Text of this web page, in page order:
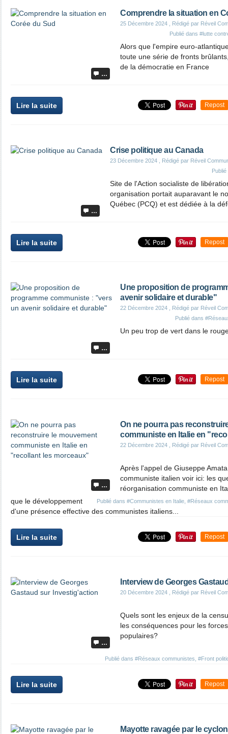
…
Comprendre la situation en
25 Décembre 2024 , Rédigé par Réveil
Publié dans #lutte
Alors que l'empire euro-
toute une série de fronts
de la démocratie en France
Lire la suite Repost
…
Crise politique au Canada
23 Décembre 2024 , Rédigé par Réveil
Site de l'Action socialiste de
organisation portait auparavant le
Québec (PCQ) et est dédiée à la
Lire la suite Repost
…
Une proposition de
avenir solidaire et durable"
22 Décembre 2024 , Rédigé par Réveil
Publié dans
Un peu trop de vert dans le
Lire la suite Repost
…
On ne pourra pas
communiste en Italie en
22 Décembre 2024 , Rédigé par Réveil
Publié dans #Communistes en Italie #Réseaux
Après l'appel de Giuseppe
communiste italien voir ici: les
réorganisation communiste en
que le développement
d'une présence effective des communistes italiens...
Lire la suite Repost
…
Interview de Georges
20 Décembre 2024 , Rédigé par Réveil
Publié dans #Réseaux communistes #Front
Quels sont les enjeux de la
les conséquences pour les
populaires?
Lire la suite Repost
Mayotte ravagée par le